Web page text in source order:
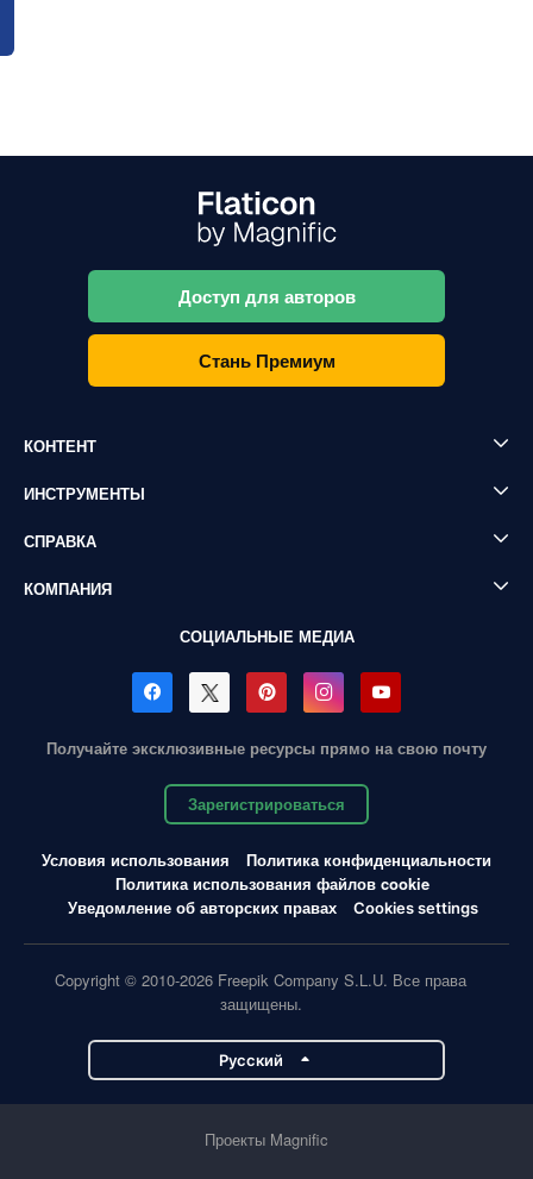
Доступ для авторов
Стань Премиум
КОНТЕНТ
ИНСТРУМЕНТЫ
СПРАВКА
КОМПАНИЯ
СОЦИАЛЬНЫЕ МЕДИА
Получайте эксклюзивные ресурсы прямо на свою почту
Зарегистрироваться
Условия использования
Политика конфиденциальности
Политика использования файлов cookie
Уведомление об авторских правах
Cookies settings
Copyright © 2010-2026 Freepik Company S.L.U. Все права
защищены.
Pусский
Проекты Magnific